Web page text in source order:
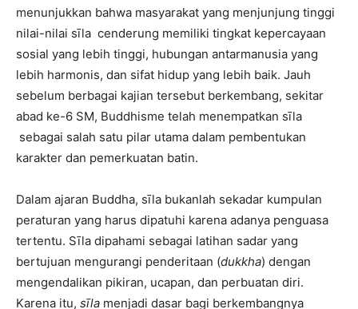
menunjukkan bahwa masyarakat yang menjunjung tinggi
nilai-nilai sīla cenderung memiliki tingkat kepercayaan
sosial yang lebih tinggi, hubungan antarmanusia yang
lebih harmonis, dan sifat hidup yang lebih baik. Jauh
sebelum berbagai kajian tersebut berkembang, sekitar
abad ke-6 SM, Buddhisme telah menempatkan sīla
sebagai salah satu pilar utama dalam pembentukan
karakter dan pemerkuatan batin.
Dalam ajaran Buddha, sīla bukanlah sekadar kumpulan
peraturan yang harus dipatuhi karena adanya penguasa
tertentu. Sīla dipahami sebagai latihan sadar yang
bertujuan mengurangi penderitaan (dukkha) dengan
mengendalikan pikiran, ucapan, dan perbuatan diri.
Karena itu, sīla menjadi dasar bagi berkembangnya